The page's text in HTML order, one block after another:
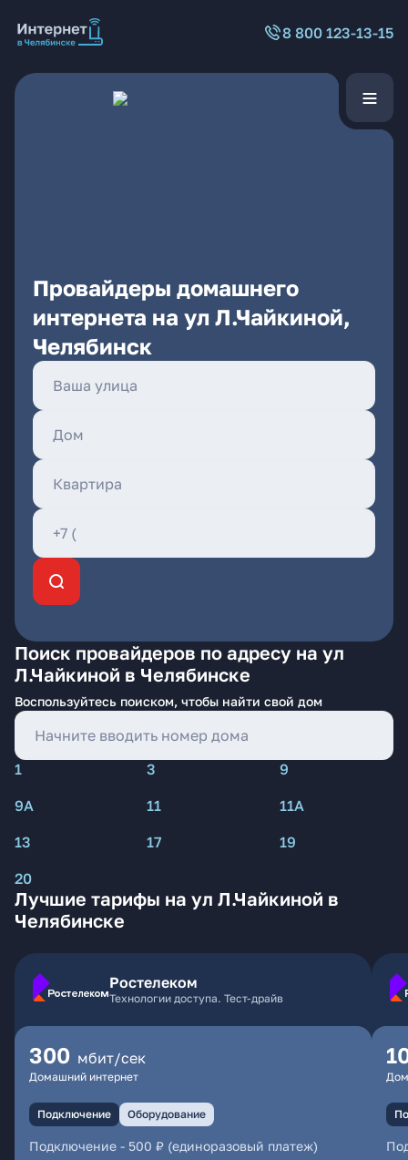
8 800 123-13-15
Провайдеры домашнего
интернета на ул Л.Чайкиной,
Челябинск
Поиск провайдеров по адресу на ул
Л.Чайкиной в Челябинске
Воспользуйтесь поиском, чтобы найти свой дом
1 3
9
9А
11
11А
13
17
19
20
Лучшие тарифы на ул Л.Чайкиной в
Челябинске
Ростелеком
Технологии доступа. Тест-драйв
300 мбит/сек
Домашний интернет
Подключение Оборудование
Подключение - 500 ₽ (единоразовый платеж)